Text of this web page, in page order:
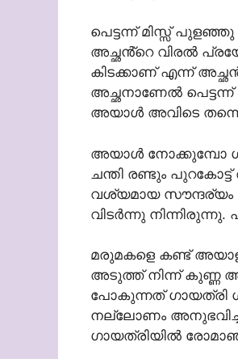
പെട്ടന്ന് മിസ്സ്‌
അച്ഛൻ്റെ വിരൽ
കിടക്കാണ് എന്ന്
അച്ഛനാണേൽ
അയാൾ അവിടെ
അയാൾ നോക്കുമ്പോ
ചന്തി രണ്ടും
വശ്യമായ സൗന്ദര്യം
വിടർന്നു
മരുമകളെ കണ്ട്
അടുത്ത് നിന്ന് കുണ്ണ
പോകുന്നത് ഗായത്രി
നല്ലോണം
ഗായത്രിയിൽ